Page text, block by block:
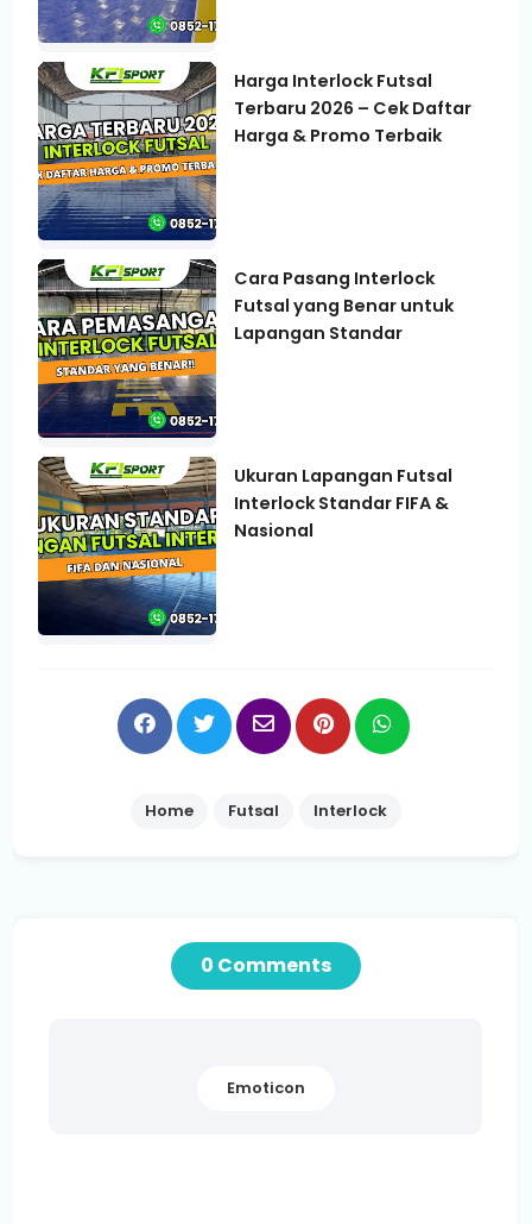
Harga Interlock Futsal
Terbaru 2026 – Cek Daftar
Harga & Promo Terbaik
Cara Pasang Interlock
Futsal yang Benar untuk
Lapangan Standar
Ukuran Lapangan Futsal
Interlock Standar FIFA &
Nasional
Home Futsal Interlock
0 Comments
Emoticon